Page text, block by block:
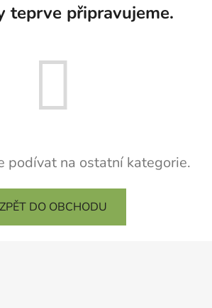
teprve připravujeme.
podívat na ostatní kategorie.
ZPĚT DO OBCHODU